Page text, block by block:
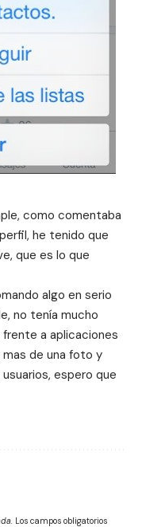
como comentaba
he tenido que
que es lo que
algo en serio
no tenía mucho
a aplicaciones
de una foto y
espero que
Los campos obligatorios